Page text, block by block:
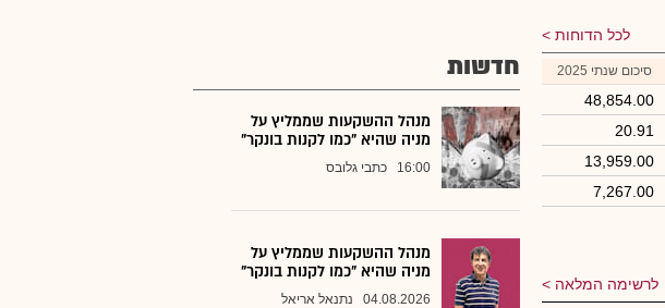
לכל הדוחות
סיכום שנתי 2025
48,854.00
20.91
13,959.00
7,267.00
לרשימה המלאה
חדשות
מנהל ההשקעות שממליץ על
מניה שהיא "כמו לקנות בונקר"
16:00 כתבי גלובס
מנהל ההשקעות שממליץ על
מניה שהיא "כמו לקנות בונקר"
04.08.2026 נתנאל אריאל